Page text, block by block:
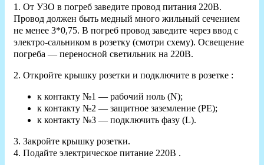
1. От УЗО в погреб заведите провод питания 220В.
Провод должен быть медный много жильный сечением
не менее 3*0,75. В погреб провод заведите через ввод с
электро-сальником в розетку (смотри схему). Освещение
погреба — переносной светильник на 220В.
2. Откройте крышку розетки и подключите в розетке :
к контакту №1 — рабочий ноль (N);
к контакту №2 — защитное заземление (РЕ);
к контакту №3 — подключить фазу (L).
3. Закройте крышку розетки.
4. Подайте электрическое питание 220В .